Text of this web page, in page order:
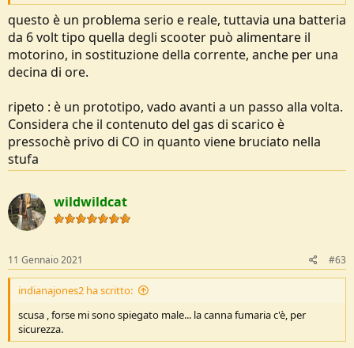
questo è un problema serio e reale, tuttavia una batteria
da 6 volt tipo quella degli scooter può alimentare il
motorino, in sostituzione della corrente, anche per una
decina di ore.
ripeto : è un prototipo, vado avanti a un passo alla volta.
Considera che il contenuto del gas di scarico è
pressochè privo di CO in quanto viene bruciato nella
stufa
wildwildcat
11 Gennaio 2021 #63
indianajones2 ha scritto:
scusa , forse mi sono spiegato male... la canna fumaria c'è, per
sicurezza.